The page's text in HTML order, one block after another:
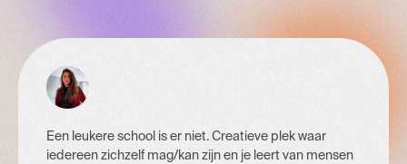
Een leukere school is er niet. Creatieve plek waar
iedereen zichzelf mag/kan zijn en je leert van mensen